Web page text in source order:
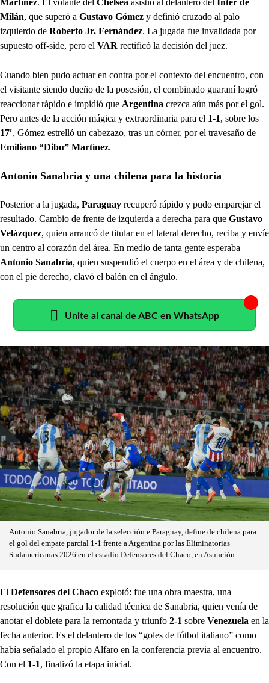
Milán, que superó a Gustavo Gómez y definió cruzado al palo
izquierdo de Roberto Jr. Fernández. La jugada fue invalidada por
supuesto off-side, pero el VAR rectificó la decisión del juez.
Cuando bien pudo actuar en contra por el contexto del encuentro, con
el visitante siendo dueño de la posesión, el combinado guaraní logró
reaccionar rápido e impidió que Argentina crezca aún más por el gol.
Pero antes de la acción mágica y extraordinaria para el 1-1, sobre los
17′, Gómez estrelló un cabezazo, tras un córner, por el travesaño de
Emiliano “Dibu” Martínez.
Antonio Sanabria y una chilena para la historia
Posterior a la jugada, Paraguay recuperó rápido y pudo emparejar el
resultado. Cambio de frente de izquierda a derecha para que Gustavo
Velázquez, quien arrancó de titular en el lateral derecho, reciba y envíe
un centro al corazón del área. En medio de tanta gente esperaba
Antonio Sanabria, quien suspendió el cuerpo en el área y de chilena,
con el pie derecho, clavó el balón en el ángulo.
Unite al canal de ABC en WhatsApp
Antonio Sanabria, jugador de la selección e Paraguay, define de chilena para
el gol del empate parcial 1-1 frente a Argentina por las Eliminatorias
Sudamericanas 2026 en el estadio Defensores del Chaco, en Asunción.
El Defensores del Chaco explotó: fue una obra maestra, una
resolución que grafica la calidad técnica de Sanabria, quien venía de
anotar el doblete para la remontada y triunfo 2-1 sobre Venezuela en la
fecha anterior. Es el delantero de los “goles de fútbol italiano” como
había señalado el propio Alfaro en la conferencia previa al encuentro.
Con el 1-1, finalizó la etapa inicial.